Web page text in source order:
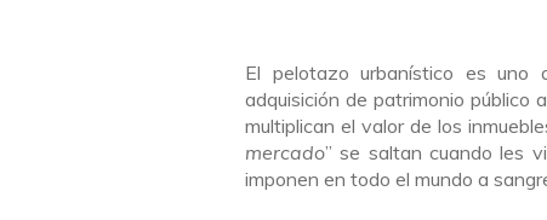
El pelotazo urbanístico es uno
adquisición de patrimonio público
multiplican el valor de los
mercado” se saltan cuando les
imponen en todo el mundo a